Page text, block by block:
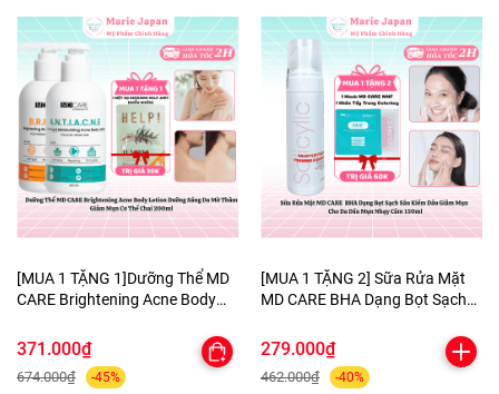
[MUA 1 TẶNG 1]Dưỡng Thể MD
CARE Brightening Acne Body
Thâm Giảm Mụn Cơ Thể Chai
200ml-TẶNG 1 MẶT NẠ
BERGAMO HELP JARY
371.000₫
674.000₫ -45%
[MUA 1 TẶNG 2] Sữa Rửa Mặt
MD CARE BHA Dạng Bọt Sạch
Da Dầu Mụn Nhạy Cảm 150ml-
TẶNG 1 MASK MNF+1 KHĂN
TẨY TRANG COLORKEY
279.000₫
462.000₫ -40%